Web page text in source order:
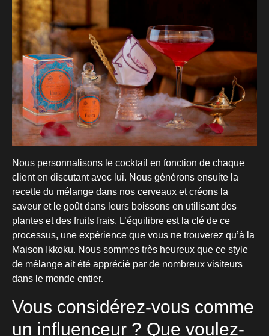
Nous personnalisons le cocktail en fonction de chaque
client en discutant avec lui. Nous générons ensuite la
recette du mélange dans nos cerveaux et créons la
saveur et le goût dans leurs boissons en utilisant des
plantes et des fruits frais. L’équilibre est la clé de ce
processus, une expérience que vous ne trouverez qu’à la
Maison Ikkoku. Nous sommes très heureux que ce style
de mélange ait été apprécié par de nombreux visiteurs
dans le monde entier.
Vous considérez-vous comme
un influenceur ? Que voulez-